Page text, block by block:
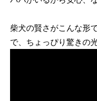
柴犬の賢さがこんな形
で、ちょっぴり驚きの